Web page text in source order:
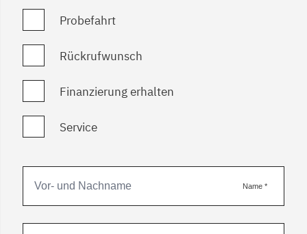
Probefahrt
Rückrufwunsch
Finanzierung erhalten
Service
Name *